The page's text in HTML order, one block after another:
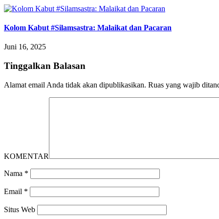
Kolom Kabut #Silamsastra: Malaikat dan Pacaran
Juni 16, 2025
Tinggalkan Balasan
Alamat email Anda tidak akan dipublikasikan. Ruas yang wajib
KOMENTAR
Nama *
Email *
Situs Web